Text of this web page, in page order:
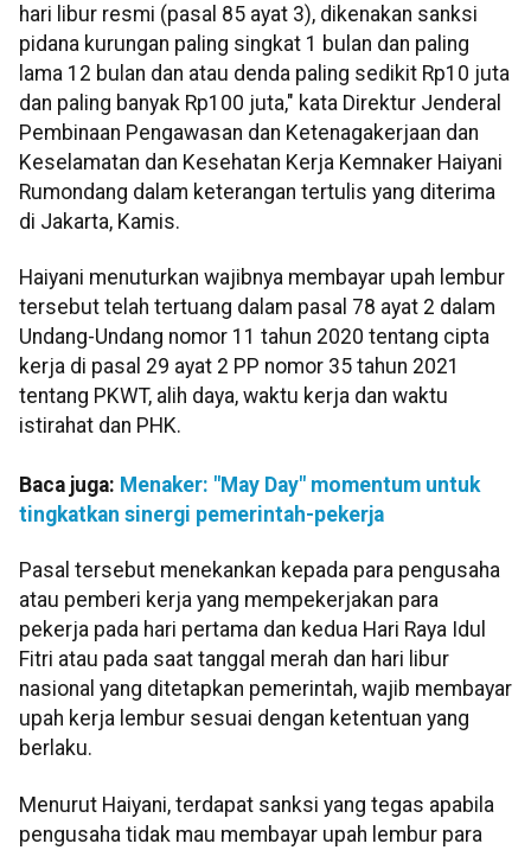
hari libur resmi (pasal 85 ayat 3), dikenakan sanksi
pidana kurungan paling singkat 1 bulan dan paling
lama 12 bulan dan atau denda paling sedikit Rp10 juta
dan paling banyak Rp100 juta," kata Direktur Jenderal
Pembinaan Pengawasan dan Ketenagakerjaan dan
Keselamatan dan Kesehatan Kerja Kemnaker Haiyani
Rumondang dalam keterangan tertulis yang diterima
di Jakarta, Kamis.
Haiyani menuturkan wajibnya membayar upah lembur
tersebut telah tertuang dalam pasal 78 ayat 2 dalam
Undang-Undang nomor 11 tahun 2020 tentang cipta
kerja di pasal 29 ayat 2 PP nomor 35 tahun 2021
tentang PKWT, alih daya, waktu kerja dan waktu
istirahat dan PHK.
Baca juga: Menaker: "May Day" momentum untuk
tingkatkan sinergi pemerintah-pekerja
Pasal tersebut menekankan kepada para pengusaha
atau pemberi kerja yang mempekerjakan para
pekerja pada hari pertama dan kedua Hari Raya Idul
Fitri atau pada saat tanggal merah dan hari libur
nasional yang ditetapkan pemerintah, wajib membayar
upah kerja lembur sesuai dengan ketentuan yang
berlaku.
Menurut Haiyani, terdapat sanksi yang tegas apabila
pengusaha tidak mau membayar upah lembur para